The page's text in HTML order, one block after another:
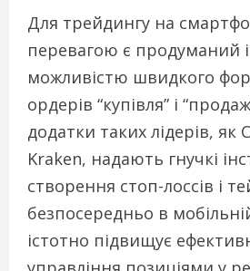
Для трейдингу на
перевагою є продуманий
можливістю швидкого
ордерів “купівля” і
додатки таких лідерів, як
Kraken, надають гнучкі
створення стоп-лоссів і
безпосередньо в
істотно підвищує